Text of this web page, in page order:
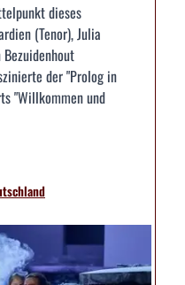
dieses
(Tenor), Julia
der "Prolog in
"Willkommen und